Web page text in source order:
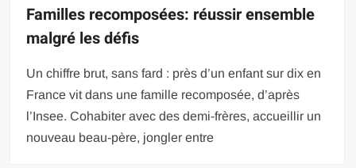
Familles recomposées: réussir ensemble
malgré les défis
Un chiffre brut, sans fard : près d’un enfant sur dix en
France vit dans une famille recomposée, d’après
l’Insee. Cohabiter avec des demi-frères, accueillir un
nouveau beau-père, jongler entre